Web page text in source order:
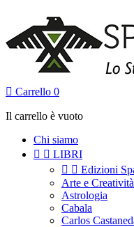
 Carrello 0
Il carrello è vuoto
Chi siamo
  LIBRI
  Edizioni
Arte e Creatività
Astrologia
Cabala
Carlos